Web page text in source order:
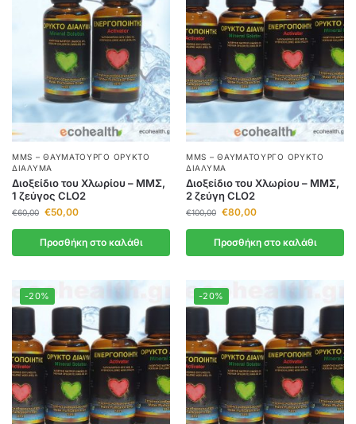
MMS – ΘΑΥΜΑΤΟΥΡΓΌ ΟΡΥΚΤΌ
ΔΙΆΛΥΜΑ
Διοξείδιο του Χλωρίου – ΜΜΣ,
1 ζεύγος CLO2
€60,00 €50,00
Προσθήκη στο καλάθι
MMS – ΘΑΥΜΑΤΟΥΡΓΌ ΟΡΥΚΤΌ
ΔΙΆΛΥΜΑ
Διοξείδιο του Χλωρίου – ΜΜΣ,
2 ζεύγη CLO2
€100,00 €80,00
Προσθήκη στο καλάθι
-20% -20%